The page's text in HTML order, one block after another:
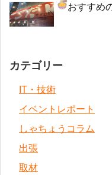
おすすめ
カテゴリー
IT・技術
イベントレポート
しゃちょうコラム
出張
取材